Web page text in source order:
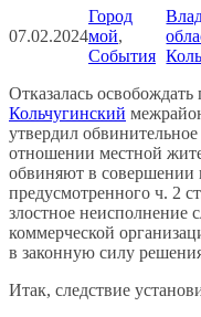
07.02.2024
Город
мой
События
Отказалась
Кольчугинский
утвердил
отношении местной
обвиняют в совершении
предусмотренного ч. 2
злостное неисполнение
коммерческой
в законную силу
Итак, следствие